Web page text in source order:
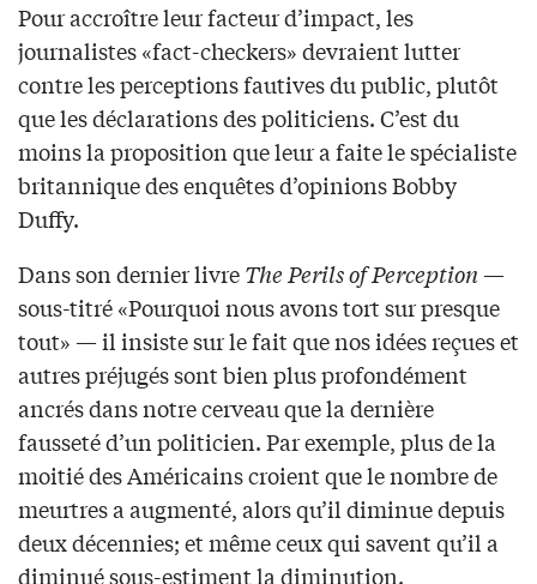
Pour accroître leur facteur d’impact, les
journalistes «fact-checkers» devraient lutter
contre les perceptions fautives du public, plutôt
que les déclarations des politiciens. C’est du
moins la proposition que leur a faite le spécialiste
britannique des enquêtes d’opinions Bobby
Duffy.
Dans son dernier livreThe Perils of Perception—
sous-titré «Pourquoi nous avons tort sur presque
tout» — il insiste sur le fait que nos idées reçues et
autres préjugés sont bien plus profondément
ancrés dans notre cerveau que la dernière
fausseté d’un politicien. Par exemple, plus de la
moitié des Américains croient que le nombre de
meurtres a augmenté, alors qu’il diminue depuis
deux décennies; et même ceux qui savent qu’il a
diminué sous-estiment la diminution.